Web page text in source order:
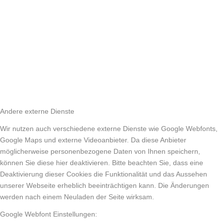
Andere externe Dienste
Wir nutzen auch verschiedene externe Dienste wie Google Webfonts,
Google Maps und externe Videoanbieter. Da diese Anbieter
möglicherweise personenbezogene Daten von Ihnen speichern,
können Sie diese hier deaktivieren. Bitte beachten Sie, dass eine
Deaktivierung dieser Cookies die Funktionalität und das Aussehen
unserer Webseite erheblich beeinträchtigen kann. Die Änderungen
werden nach einem Neuladen der Seite wirksam.
Google Webfont Einstellungen: